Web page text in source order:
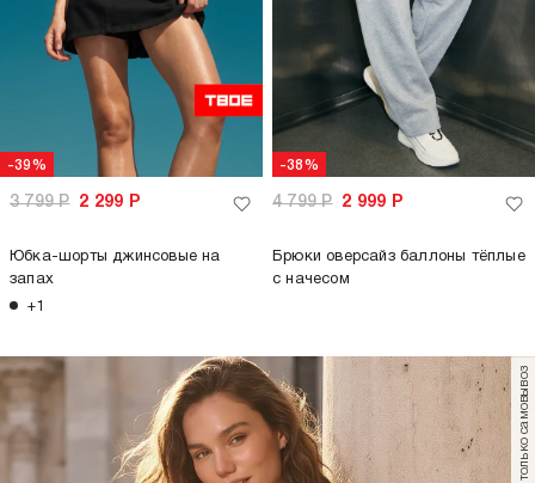
-39%
3 799Р 2 299 Р
Юбка-шорты джинсовые на
запах
+1
-38%
4 799Р 2 999 Р
Брюки оверсайз баллоны тёплые
с начесом
только самовывоз